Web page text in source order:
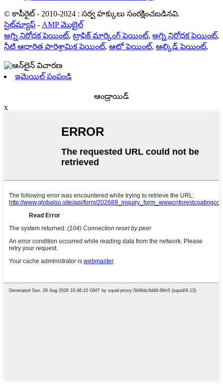
© కాపీరైట్ - 2010-2024 : సర్వ హక్కులు సంరక్షించబడినవి.
సైట్‌మ్యాప్ - AMP మొబైల్
అగ్ని నిరోధక పెయింట్, ట్రాఫిక్ మార్కింగ్ పెయింట్, అగ్ని నిరోధక పెయింట్,
నీటి ఆధారిత పారిశ్రామిక పెయింట్, ఆటో పెయింట్, ఆల్కిడ్ పెయింట్,
ఇమెయిల్ పంపండి
ఆండ్రాయిడ్
x